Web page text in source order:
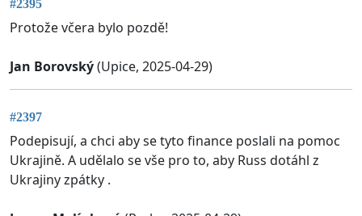
#2395
Protože včera bylo pozdě!
Jan Borovský(Upice, 2025-04-29)
#2397
Podepisují, a chci aby se tyto finance poslali na pomoc
Ukrajině. A udělalo se vše pro to, aby Russ dotáhl z
Ukrajiny zpátky .